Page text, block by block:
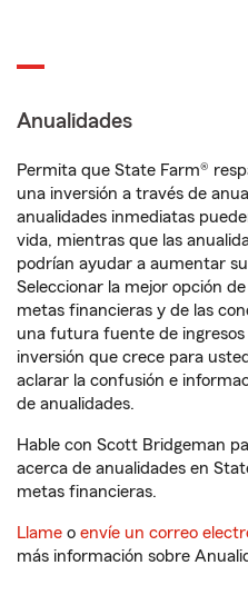
Anualidades
Permita que State Farm®
una inversión a través de
anualidades inmediatas
vida, mientras que las
podrían ayudar a aumentar
Seleccionar la mejor opción
metas financieras y de las
una futura fuente de ingresos
inversión que crece para
aclarar la confusión e
de anualidades.
Hable con Scott Bridgeman
acerca de anualidades en
metas financieras.
Llame o envíe un correo
más información sobre